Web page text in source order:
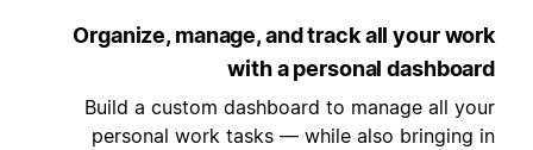
Organize, manage, and track all your
with a personal
Build a custom dashboard to manage all
personal work tasks — while also bringing